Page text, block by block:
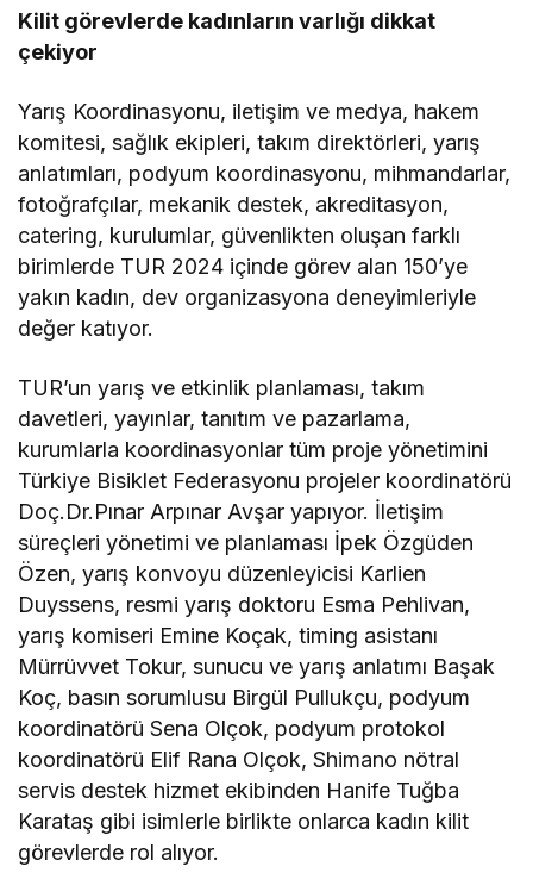
Kilit görevlerde kadınların varlığı dikkat
çekiyor
Yarış Koordinasyonu, iletişim ve medya, hakem
komitesi, sağlık ekipleri, takım direktörleri, yarış
anlatımları, podyum koordinasyonu, mihmandarlar,
fotoğrafçılar, mekanik destek, akreditasyon,
catering, kurulumlar, güvenlikten oluşan farklı
birimlerde TUR 2024 içinde görev alan 150’ye
yakın kadın, dev organizasyona deneyimleriyle
değer katıyor.
TUR’un yarış ve etkinlik planlaması, takım
davetleri, yayınlar, tanıtım ve pazarlama,
kurumlarla koordinasyonlar tüm proje yönetimini
Türkiye Bisiklet Federasyonu projeler koordinatörü
Doç.Dr.Pınar Arpınar Avşar yapıyor. İletişim
süreçleri yönetimi ve planlaması İpek Özgüden
Özen, yarış konvoyu düzenleyicisi Karlien
Duyssens, resmi yarış doktoru Esma Pehlivan,
yarış komiseri Emine Koçak, timing asistanı
Mürrüvvet Tokur, sunucu ve yarış anlatımı Başak
Koç, basın sorumlusu Birgül Pullukçu, podyum
koordinatörü Sena Olçok, podyum protokol
koordinatörü Elif Rana Olçok, Shimano nötral
servis destek hizmet ekibinden Hanife Tuğba
Karataş gibi isimlerle birlikte onlarca kadın kilit
görevlerde rol alıyor.